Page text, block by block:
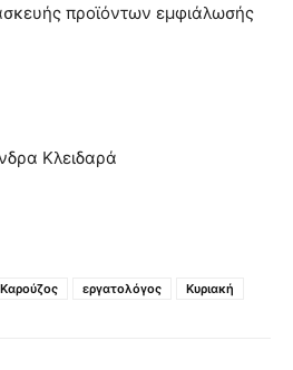
προϊόντων εμφιάλωσής
Κλειδαρά
εργατολόγος Κυριακή